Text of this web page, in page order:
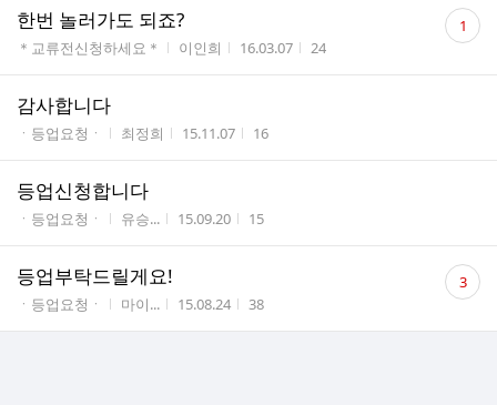
한번 놀러가도 되죠?
게시판명
＊교류전신청하세요＊ 작성자
이인희 작성시간
16.03.07 조회수
24
댓
글 1
감사합니다
게시판명
ㆍ등업요청ㆍ 작성자
최정희 작성시간
15.11.07 조회수
16
등업신청합니다
게시판명
ㆍ등업요청ㆍ 작성자
유승... 작성시간
15.09.20 조회수
15
등업부탁드릴게요!
게시판명
ㆍ등업요청ㆍ 작성자
마이... 작성시간
15.08.24 조회수
38
댓
글 3